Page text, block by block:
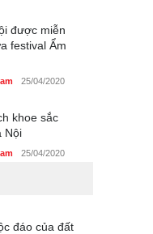
được miễn
festival Ẩm
25/04/2020
khoe sắc
Nội
25/04/2020
24/04/2020
đáo của đất